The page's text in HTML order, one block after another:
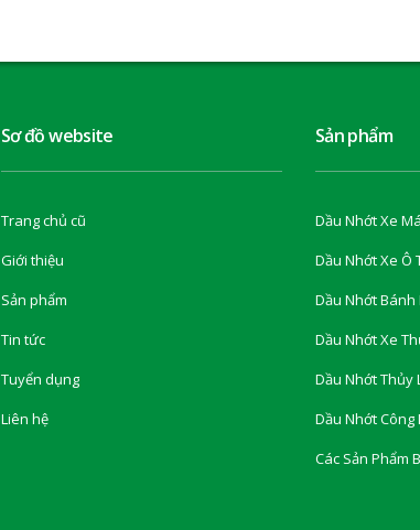
Sơ đồ website
Trang chủ cũ
Giới thiệu
Sản phẩm
Tin tức
Tuyển dụng
Liên hệ
Sản phẩm
Dầu Nhớt Xe
Dầu Nhớt Xe Ô
Dầu Nhớt Bánh
Dầu Nhớt Xe
Dầu Nhớt Thủy
Dầu Nhớt Công
Các Sản Phẩm